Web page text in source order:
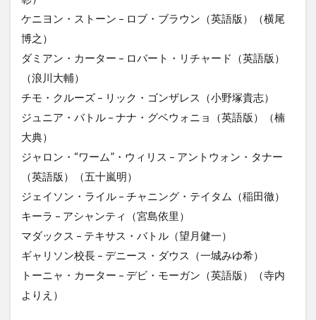
ケニヨン・ストーン – ロブ・ブラウン（英語版）（横尾
博之）
ダミアン・カーター – ロバート・リチャード（英語版）
（浪川大輔）
チモ・クルーズ – リック・ゴンザレス（小野塚貴志）
ジュニア・バトル – ナナ・グベウォニョ（英語版）（楠
大典）
ジャロン・“ワーム”・ウィリス – アントウォン・タナー
（英語版）（五十嵐明）
ジェイソン・ライル – チャニング・テイタム（稲田徹）
キーラ – アシャンティ（宮島依里）
マダックス – テキサス・バトル（望月健一）
ギャリソン校長 – デニース・ダウス（一城みゆ希）
トーニャ・カーター – デビ・モーガン（英語版）（寺内
よりえ）